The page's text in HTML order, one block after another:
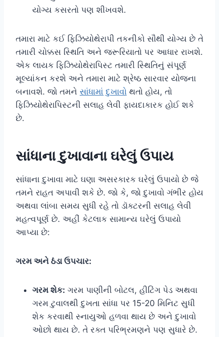
યોગ્ય કસરતો પણ શીખવશે.
તમારા માટે કઈ ફિઝિયોથેરાપી તકનીકો સૌથી યોગ્ય છે તે
તમારી ચોક્કસ સ્થિતિ અને જરૂરિયાતો પર આધાર રાખશે.
એક લાયક ફિઝિયોથેરાપિસ્ટ તમારી સ્થિતિનું સંપૂર્ણ
મૂલ્યાંકન કરશે અને તમારા માટે શ્રેષ્ઠ સારવાર યોજના
બનાવશે. જો તમને સાંધામાં દુખાવો થતો હોય, તો
ફિઝિયોથેરાપિસ્ટની સલાહ લેવી ફાયદાકારક હોઈ શકે
છે.
સાંધાના દુખાવાના ઘરેલું ઉપાય
સાંધાના દુખાવા માટે ઘણા અસરકારક ઘરેલું ઉપાયો છે જે
તમને રાહત અપાવી શકે છે. જો કે, જો દુખાવો ગંભીર હોય
અથવા લાંબા સમય સુધી રહે તો ડૉક્ટરની સલાહ લેવી
મહત્વપૂર્ણ છે. અહીં કેટલાક સામાન્ય ઘરેલું ઉપાયો
આપ્યા છે:
ગરમ અને ઠંડા ઉપચાર:
ગરમ શેક: ગરમ પાણીની બોટલ, હીટિંગ પેડ અથવા
ગરમ ટુવાલથી દુખતા સાંધા પર 15-20 મિનિટ સુધી
શેક કરવાથી સ્નાયુઓ હળવા થાય છે અને દુખાવો
ઓછો થાય છે. તે રક્ત પરિભ્રમણને પણ સુધારે છે.